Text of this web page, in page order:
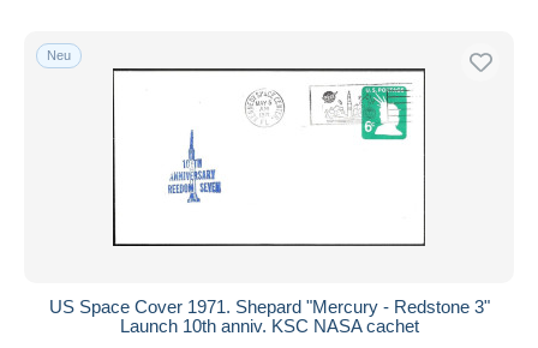
Neu
US Space Cover 1971. Shepard "Mercury - Redstone 3"
Launch 10th anniv. KSC NASA cachet